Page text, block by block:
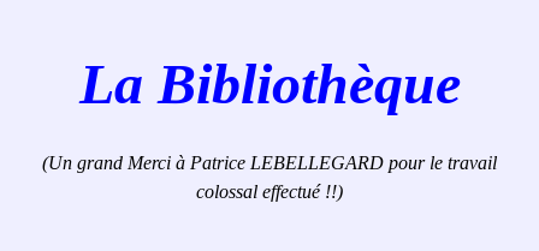
La Bibliothèque
(Un grand Merci à Patrice LEBELLEGARD pour le travail
colossal effectué !!)